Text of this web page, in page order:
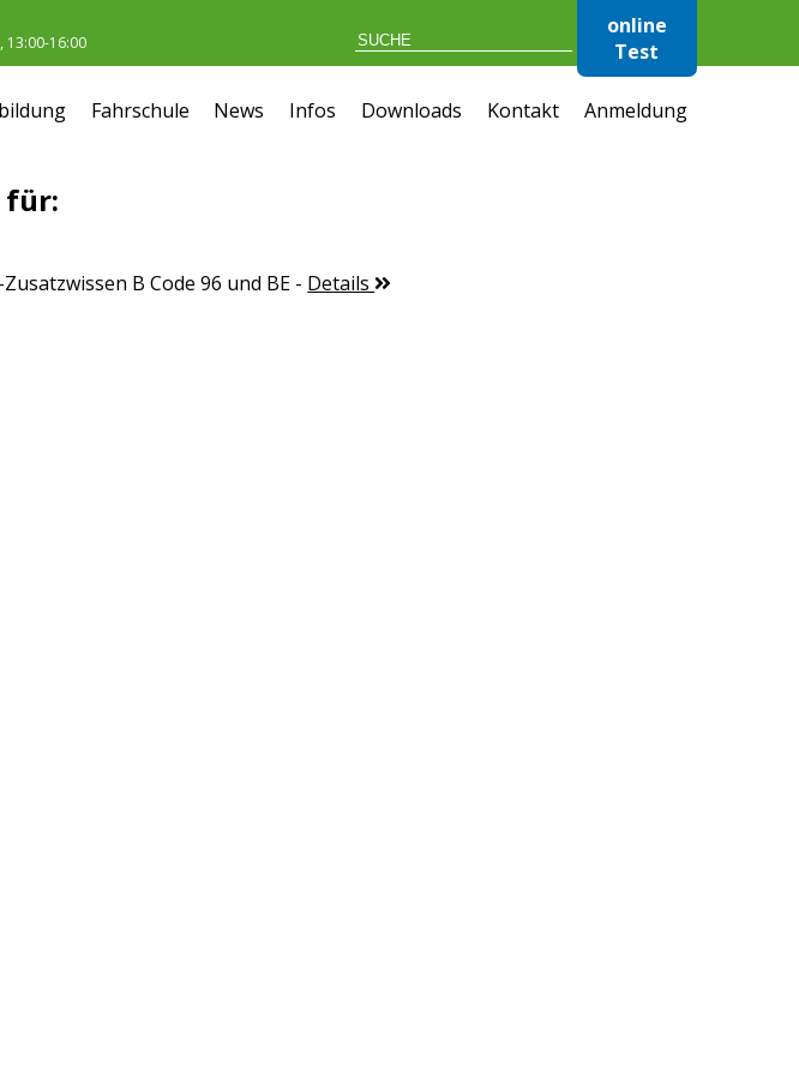
13:00-16:00
online
Test
Fahrschule News Infos Downloads Kontakt Anmeldung
für:
Zusatzwissen B Code 96 und BE - Details